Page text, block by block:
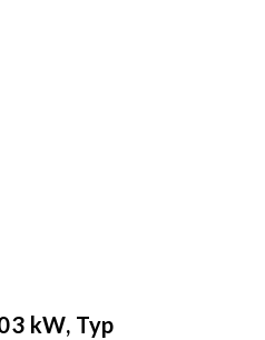
kW, Typ